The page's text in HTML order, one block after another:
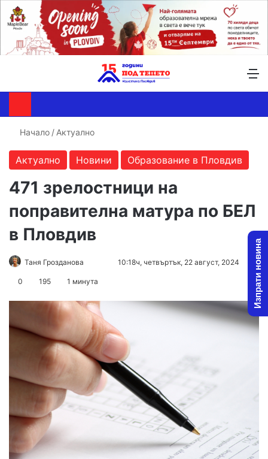
Начало / Актуално
Актуално Новини Образование в Пловдив
471 зрелостници на
поправителна матура по БЕЛ
в Пловдив
Таня Грозданова
Send10:18ч, четвъртък, 22 август, 2024
0 195 1 минута Изпрати новина